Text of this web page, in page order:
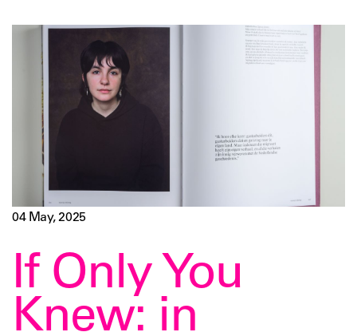
04 May, 2025
If Only You
Knew: in